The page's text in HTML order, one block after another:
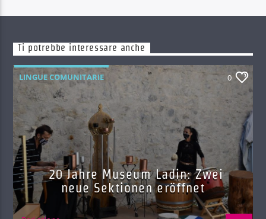
Ti potrebbe interessare anche
LINGUE COMUNITARIE 0
20 Jahre Museum Ladin: Zwei
neue Sektionen eröffnet